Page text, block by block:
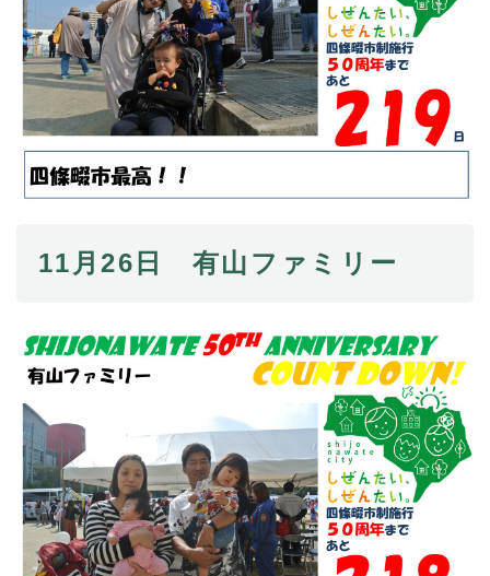
11月26日 有山ファミリー